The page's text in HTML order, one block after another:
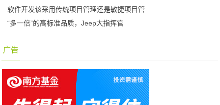
软件开发该采用传统项目管理还是敏捷项目管
“多一倍”的高标准品质，Jeep大指挥官
广告